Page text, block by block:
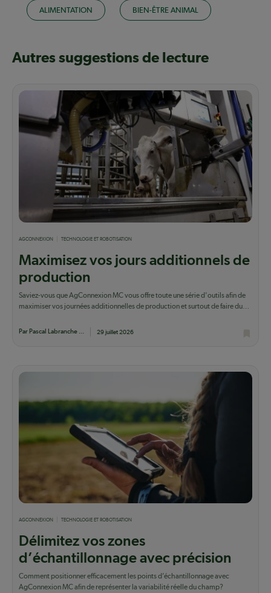
ALIMENTATION BIEN-ÊTRE ANIMAL
Autres suggestions de lecture
AGCONNEXION TECHNOLOGIE ET ROBOTISATION
Maximisez vos jours additionnels de
production
Saviez-vous que AgConnexion MC vous offre toute une série d'outils afin de
maximiser vos journées additionnelles de production et surtout de faire du
Par Pascal Labranche ... 29 juillet 2026
AGCONNEXION TECHNOLOGIE ET ROBOTISATION
Délimitez vos zones
d’échantillonnage avec précision
Comment positionner efficacement les points d’échantillonnage avec
AgConnexion MC afin de représenter la variabilité réelle du champ?